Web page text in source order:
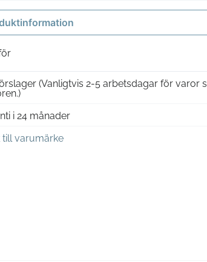
(Vanligtvis 2-5 arbetsdagar för varor
i 24 månader
till varumärke